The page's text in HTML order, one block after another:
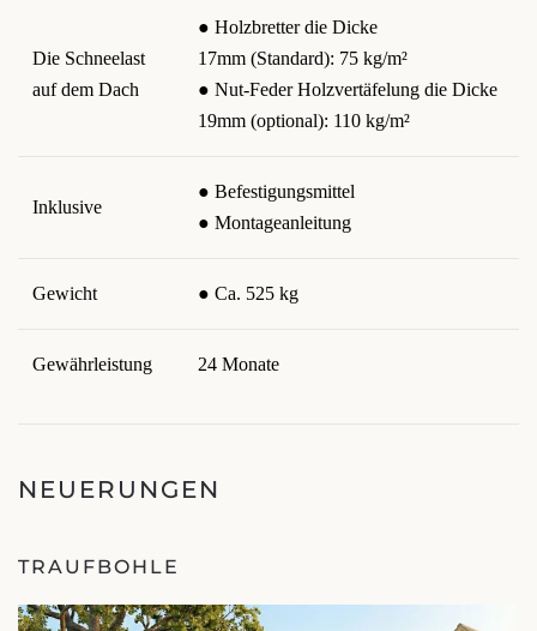
Die Schneelast
auf dem Dach
● Holzbretter die Dicke
17mm (Standard): 75 kg/m²
● Nut-Feder Holzvertäfelung die Dicke
19mm (optional): 110 kg/m²
Inklusive
● Befestigungsmittel
● Montageanleitung
Gewicht ● Ca. 525 kg
Gewährleistung 24 Monate
NEUERUNGEN
TRAUFBOHLE